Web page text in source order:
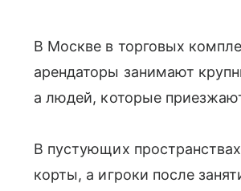
В Москве в торговых
арендаторы занимают
а людей, которые
В пустующих
корты, а игроки после